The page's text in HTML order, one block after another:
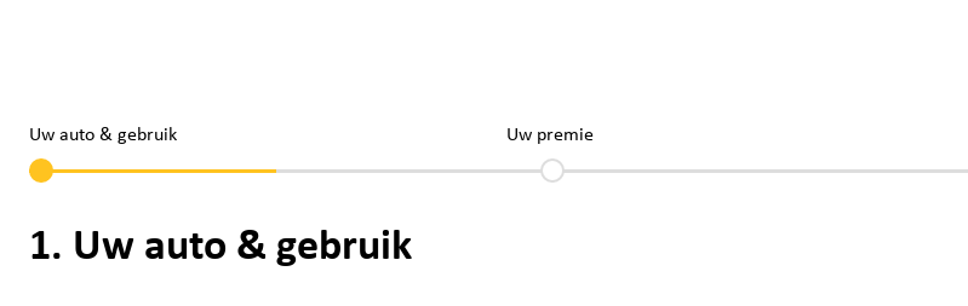
Uw auto & gebruik Uw premie
1. Uw auto & gebruik